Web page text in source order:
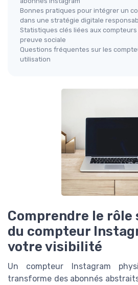
Bonnes pratiques pour intégrer un
dans une stratégie digitale
Statistiques clés liées aux compteurs
preuve sociale
Questions fréquentes sur les
utilisation
Comprendre le
du compteur
votre visibilité
Un compteur Instagram
transforme des abonnés